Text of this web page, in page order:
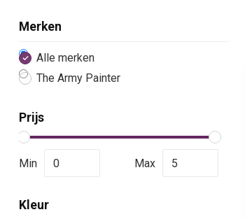
Merken
Alle merken
The Army Painter
Kleur
Prijs
Min Max